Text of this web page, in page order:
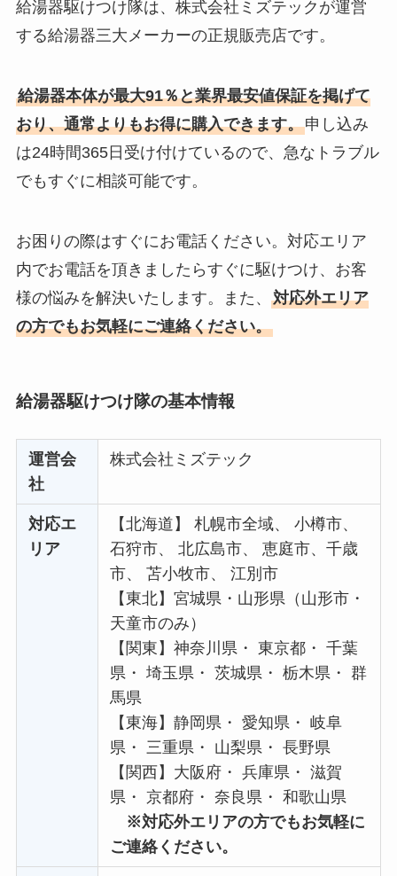
給湯器駆けつけ隊は、株式会社ミズテックが運営
する給湯器三大メーカーの正規販売店です。
給湯器本体が最大91％と業界最安値保証を掲げて
おり、通常よりもお得に購入できます。申し込み
は24時間365日受け付けているので、急なトラブル
でもすぐに相談可能です。
お困りの際はすぐにお電話ください。対応エリア
内でお電話を頂きましたらすぐに駆けつけ、お客
様の悩みを解決いたします。また、 対応外エリア
の方でもお気軽にご連絡ください。
給湯器駆けつけ隊の基本情報
運営会
社
株式会社ミズテック
対応エ
リア
【北海道】 札幌市全域、 小樽市、
石狩市、 北広島市、 恵庭市、千歳
市、 苫小牧市、 江別市
【東北】宮城県・山形県（山形市・
天童市のみ）
【関東】神奈川県・ 東京都・ 千葉
県・ 埼玉県・ 茨城県・ 栃木県・ 群
馬県
【東海】静岡県・ 愛知県・ 岐阜
県・ 三重県・ 山梨県・ 長野県
【関西】大阪府・ 兵庫県・ 滋賀
県・ 京都府・ 奈良県・ 和歌山県
※対応外エリアの方でもお気軽に
ご連絡ください。